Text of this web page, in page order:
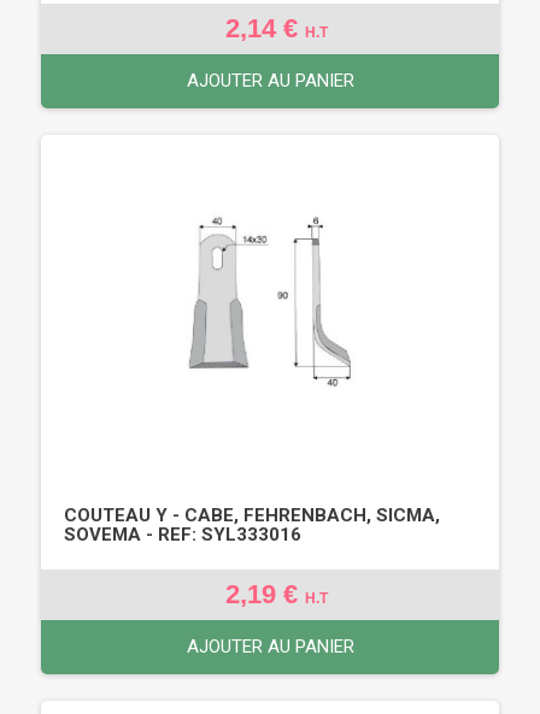
2,14 € H.T
AJOUTER AU PANIER
COUTEAU Y - CABE, FEHRENBACH, SICMA,
SOVEMA - REF: SYL333016
2,19 € H.T
AJOUTER AU PANIER